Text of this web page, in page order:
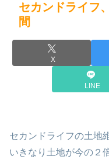
セカンドライフ
間
X
LINE
セカンドライフの土地
いきなり土地が今の２